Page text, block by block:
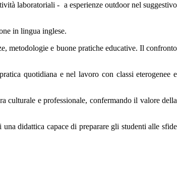
laboratoriali - a esperienze outdoor nel suggestivo
in lingua inglese.
, metodologie e buone pratiche educative. Il confronto
quotidiana e nel lavoro con classi eterogenee e
culturale e professionale, confermando il valore della
didattica capace di preparare gli studenti alle sfide